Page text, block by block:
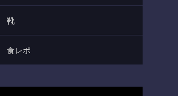
靴
食レポ